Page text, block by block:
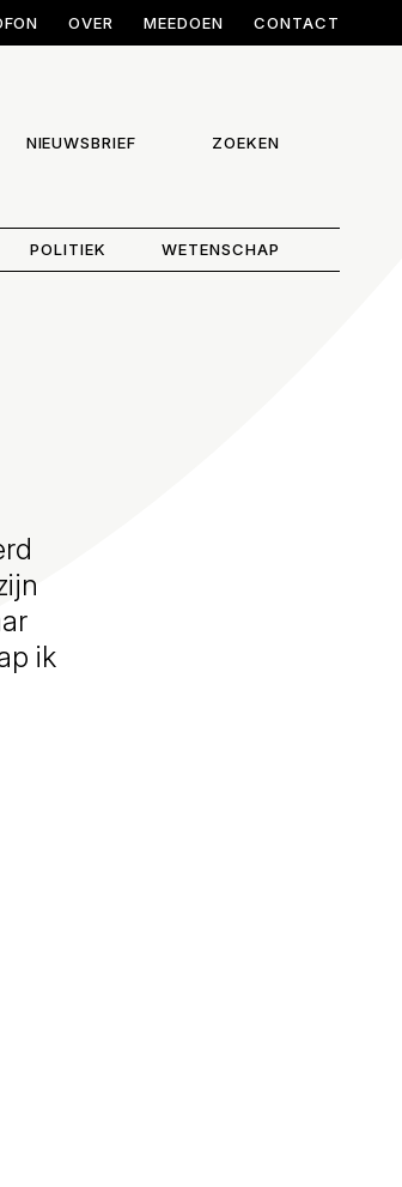
OVER MEEDOEN CONTACT
NIEUWSBRIEF ZOEKEN
POLITIEK WETENSCHAP
ik